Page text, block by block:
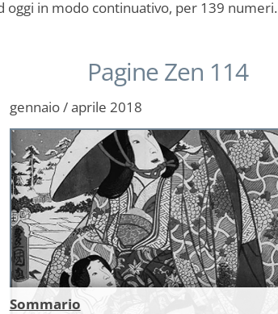
oggi in modo continuativo, per 139 numeri.
Pagine Zen 114
gennaio / aprile 2018
Sommario